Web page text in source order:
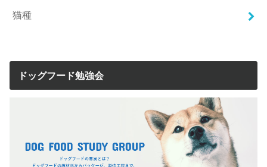
猫種
ドッグフード勉強会